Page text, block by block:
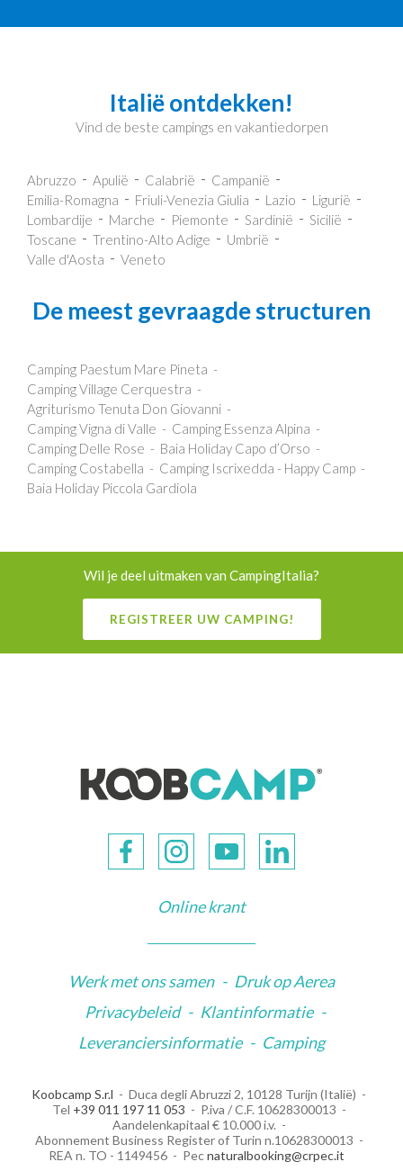
Italië ontdekken!
Vind de beste campings en vakantiedorpen
Abruzzo Apulië Calabrië
Campanië
Emilia-Romagna
Friuli-Venezia Giulia Lazio
Ligurië
Lombardije
Marche Piemonte Sardinië
Sicilië
Toscane
Trentino-Alto Adige
Umbrië
Valle d'Aosta
Veneto
De meest gevraagde structuren
Camping Paestum Mare Pineta
Camping Village Cerquestra
Agriturismo Tenuta Don Giovanni
Camping Vigna di Valle
Camping Essenza Alpina
Camping Delle Rose
Baia Holiday Capo d’Orso
Camping Costabella
Camping Iscrixedda - Happy Camp
Baia Holiday Piccola Gardiola
Wil je deel uitmaken van CampingItalia?
REGISTREER UW CAMPING!
Online krant
Werk met ons samen - Druk op Aerea
Privacybeleid - Klantinformatie -
Leveranciersinformatie - Camping
Koobcamp S.r.l
Duca degli Abruzzi 2, 10128 Turijn (Italië)
Tel +39 011 197 11 053
P.iva / C.F. 10628300013
Aandelenkapitaal € 10.000 i.v.
Abonnement Business Register of Turin n.10628300013
REA n. TO - 1149456
Pecnaturalbooking@crpec.it